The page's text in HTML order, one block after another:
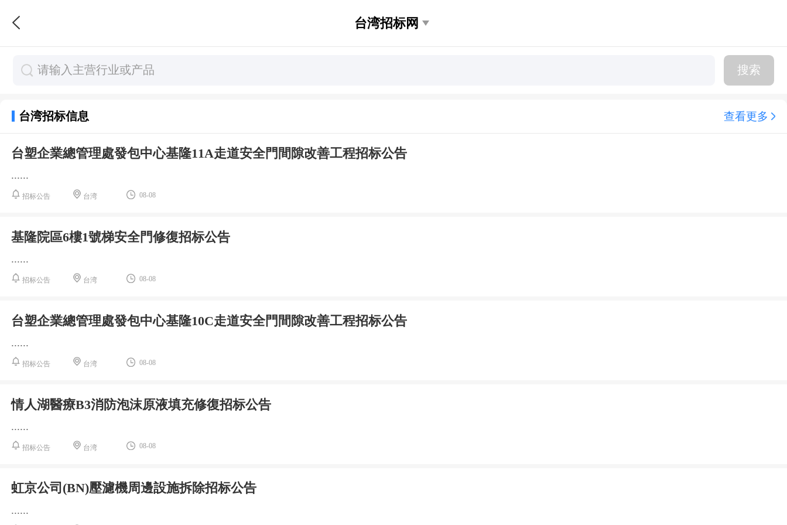
台湾招标网
搜索
台湾招标信息 查看更多
台塑企業總管理處發包中心基隆11A走道安全門間隙改善工程招标公告
......
招标公告 台湾 08-08
基隆院區6樓1號梯安全門修復招标公告
......
招标公告 台湾 08-08
台塑企業總管理處發包中心基隆10C走道安全門間隙改善工程招标公告
......
招标公告 台湾 08-08
情人湖醫療B3消防泡沫原液填充修復招标公告
......
招标公告 台湾 08-08
虹京公司(BN)壓濾機周邊設施拆除招标公告
......